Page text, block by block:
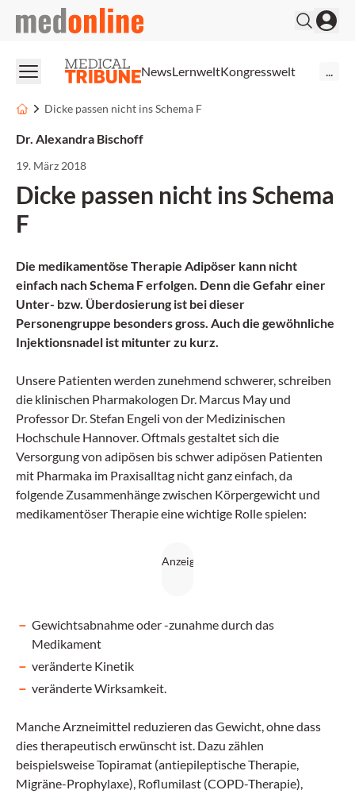
medonline
NewsLernweltKongresswelt
Dicke passen nicht ins Schema F
Dr. Alexandra Bischoff
19. März 2018
Dicke passen nicht ins Schema
F
Die medikamentöse Therapie Adipöser kann nicht
einfach nach Schema F erfolgen. Denn die Gefahr einer
Unter- bzw. Überdosierung ist bei dieser
Personengruppe besonders gross. Auch die gewöhnliche
Injektionsnadel ist mitunter zu kurz.
Unsere Patienten werden zunehmend schwerer, schreiben
die klinischen Pharmakologen Dr. Marcus­ May und
Professor Dr. Stefan­ Engeli­ von der Medizinischen
Hochschule Hannover. Oftmals gestaltet sich die
Versorgung von adipösen bis schwer adipösen Patienten
mit Pharmaka im Praxis­alltag nicht ganz einfach, da
folgende Zusammenhänge zwischen Körpergewicht und
medikamentöser Therapie eine wichtige Rolle spielen:
Gewichtsabnahme oder -zunahme durch das
Medikament
veränderte Kinetik
veränderte Wirksamkeit.
Manche Arzneimittel reduzieren das Gewicht, ohne dass
dies therapeutisch erwünscht ist. Dazu zählen
beispielsweise Topiramat (antiepileptische Therapie,
Migräne-Prophylaxe), Roflumilast (COPD-Therapie),